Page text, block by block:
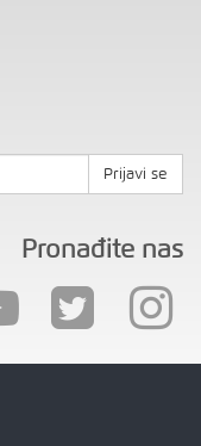
Prijavi se
Pronađite nas